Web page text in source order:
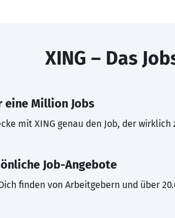
XING – Das
eine Million Jobs
mit XING genau den Job, der wirklich
Job-Angebote
finden von Arbeitgebern und über